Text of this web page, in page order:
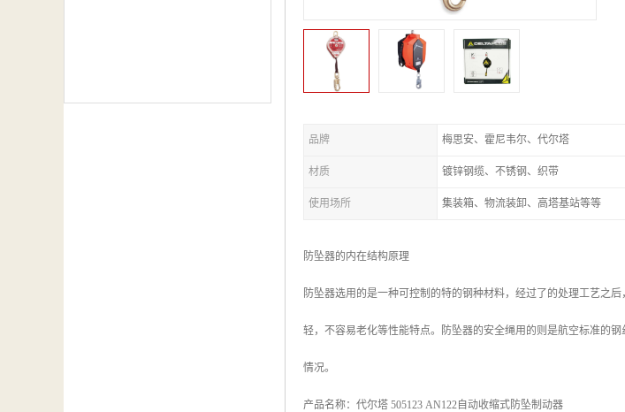
品牌 梅思安、霍尼韦尔、代尔塔
材质 镀锌钢缆、不锈钢、织带
使用场所 集装箱、物流装卸、高塔基站等等
防坠器的内在结构原理
防坠器选用的是一种可控制的特的钢种材料，经过了的处理工艺之
轻，不容易老化等性能特点。防坠器的安全绳用的则是航空标准的
情况。
产品名称：代尔塔 505123 AN122自动收缩式防坠制动器